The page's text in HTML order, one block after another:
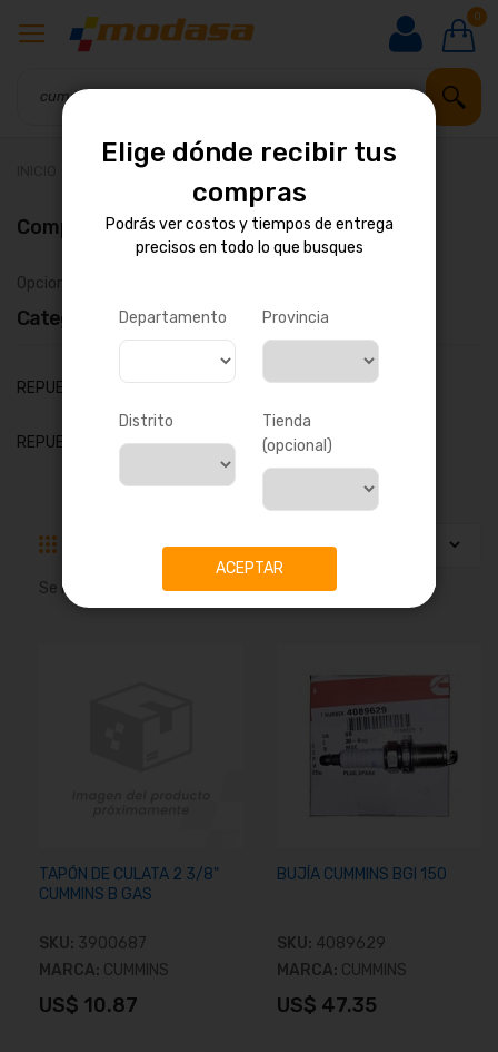
0
Resultados de búsqueda para: 'cummins'
Comprar por
Opciones de compra
Categoría
REPUESTOS PARA MOTOR 120 artículo
REPUESTOS PARA BUSES Y CAMIONES 1artículo
Parrilla
Se muestran 16de121resultados
TAPÓN DE CULATA 2 3/8"
CUMMINS B GAS
SKU: 3900687
MARCA: CUMMINS
US$ 10.87
BUJÍA CUMMINS BGI 150
SKU: 4089629
MARCA: CUMMINS
US$ 47.35
Elige dónde recibir tus
compras
Podrás ver costos y tiempos de entrega
precisos en todo lo que busques
Departamento Provincia
Distrito
Tienda
(opcional)
ACEPTAR